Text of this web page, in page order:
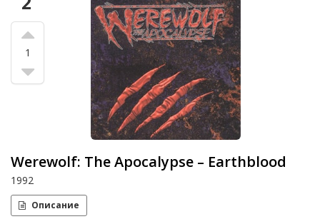
1
Werewolf: The Apocalypse – Earthblood
1992
Описание